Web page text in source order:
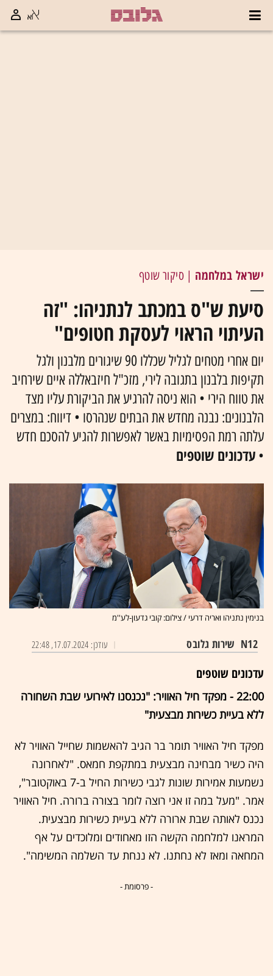
ישראל במלחמה | סיקור שוטף
סיעת ש"ס במכתב לנתניהו: "זה
העיתוי הראוי לעסקת חטופים"
יום אחרי מטחים לגליל שכללו 90 שיגורים מלבנון ולגל
תקיפות בלבנון בתגובה לירי, מזכ"ל חיזבאללה איים שירחיב
את טווח הירי • הוא ניסה להרגיע את הביקורת עליו מצד
הלבנונים: נבנה מחדש את הבתים שנהרסו • דיווח: במצרים
עלתה רמת הפסימיות באשר לאפשרות להגיע להסכם חדש
• עדכונים שוטפים
בנימין נתניהו ואריה דרעי / צילום: קובי גדעון-לע''מ
N12 שירות גלובס עודכן: 17.07.2024, 22:48
עדכונים שוטפים
22:00 - מפקד חיל האוויר: "נכנסנו לאירועי שבת השחורה
ללא בעיית כשירות מבצעית"
מפקד חיל האוויר תומר בר הגיב להאשמות שחייל האוויר לא
היה כשיר מבחינה מבצעית במתקפת חמאס. "לאחרונה
נשמעות אמירות שונות לגבי כשירות החיל ב-7 באוקטובר",
אמר. "מעל במה זו אני רוצה לומר בצורה ברורה. חיל האוויר
נכנס לאותה שבת ארורה ללא בעיית כשירות מבצעית.
המראנו למלחמה הקשה הזו מאחודים ומלוכדים על אף
המחאה ומאז לא נחתנו. לא ננחת עד השלמה המשימה".
- פרסומת -